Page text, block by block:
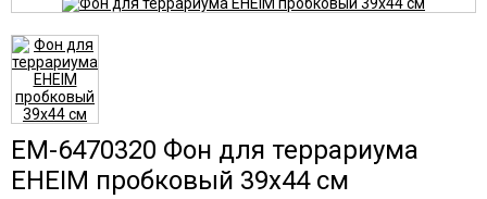
EM-6470320 Фон для террариума
EHEIM пробковый 39x44 см